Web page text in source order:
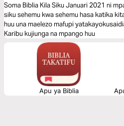
Soma Biblia Kila Siku Januari 2021 ni
siku sehemu kwa sehemu hasa katika
huu una maelezo mafupi
Karibu kujiunga na mpango huu
Apu ya Biblia